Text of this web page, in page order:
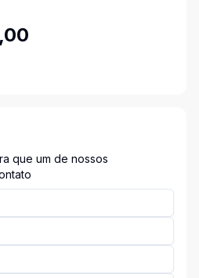
que um de nossos